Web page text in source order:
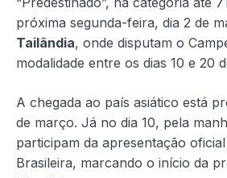
próxima segunda-feira, dia 2 de
Tailândia, onde disputam o
modalidade entre os dias 10 e 20
A chegada ao país asiático está
de março. Já no dia 10, pela
participam da apresentação
Brasileira, marcando o início da